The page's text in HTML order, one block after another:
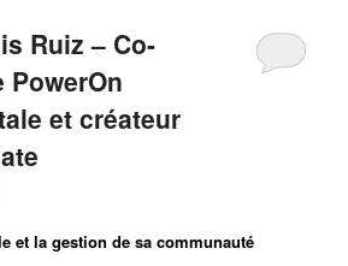
Ruiz – Co-
PowerOn
et créateur
et la gestion de sa communauté